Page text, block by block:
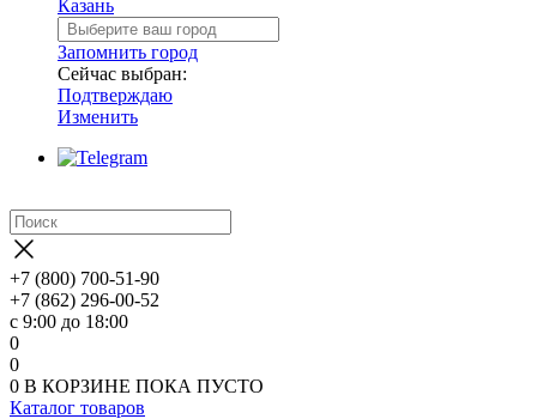
Казань
Запомнить город
Сейчас выбран:
Подтверждаю
Изменить
+7 (800) 700-51-90
+7 (862) 296-00-52
с 9:00 до 18:00
0
0
0 В КОРЗИНЕ ПОКА ПУСТО
Каталог товаров